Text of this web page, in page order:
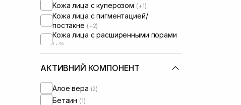
Кожа лица с куперозом (+1)
Кожа лица с пигментацией/
постакне (+2)
Кожа лица с расширенными порами
(+2)
Кожа лица с нарушенным
барьером(+1)
Кожа лица с нарушенным
Сыворотки от постакне
АКТИВНИЙ КОМПОНЕНТ
Алое вера (2)
Бетаин (1)